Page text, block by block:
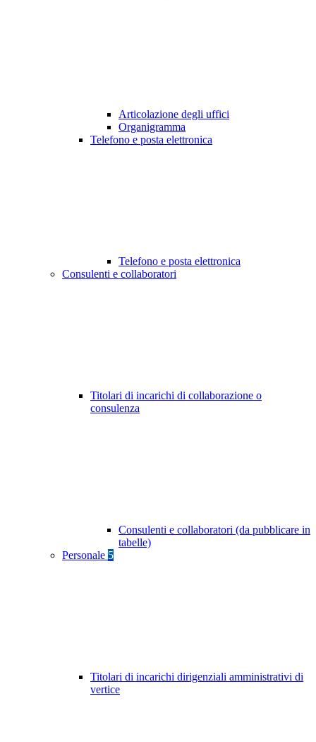
Articolazione degli uffici
Organigramma
Telefono e posta elettronica
Telefono e posta elettronica
Consulenti e collaboratori
Titolari di incarichi di collaborazione o
consulenza
Consulenti e collaboratori (da pubblicare in
tabelle)
Personale 5
Titolari di incarichi dirigenziali amministrativi di
vertice